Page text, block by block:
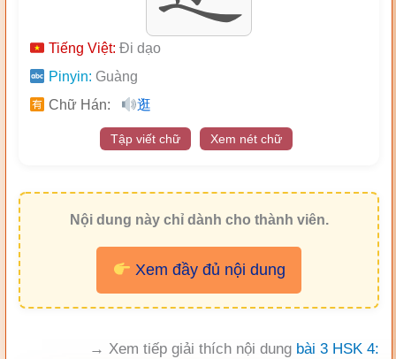
Tiếng Việt: Đi dạo
Pinyin: Guàng
Chữ Hán:
逛
Tập viết chữ Xem nét chữ
Nội dung này chỉ dành cho thành viên.
Xem đầy đủ nội dung
→ Xem tiếp giải thích nội dung bài 3 HSK 4: